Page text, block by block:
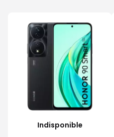
Indisponible